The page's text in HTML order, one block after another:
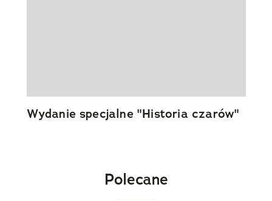
Wydanie specjalne "Historia czarów"
Polecane